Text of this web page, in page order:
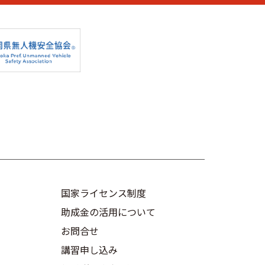
国家ライセンス制度
助成金の活用について
お問合せ
講習申し込み